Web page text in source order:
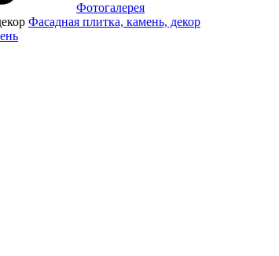
Фотогалерея
Фасадная плитка, камень, декор